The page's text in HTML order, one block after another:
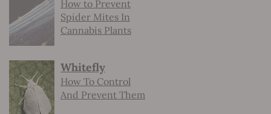
How to Prevent
Spider Mites In
Cannabis Plants
Whitefly
How To Control
And Prevent Them